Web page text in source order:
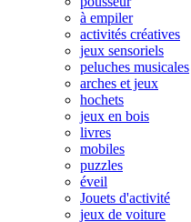
à empiler
activités créatives
jeux sensoriels
peluches musicales
arches et jeux
hochets
jeux en bois
livres
mobiles
puzzles
éveil
Jouets d'activité
jeux de voiture